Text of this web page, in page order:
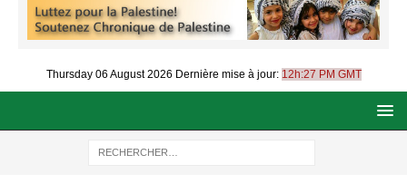
Thursday 06 August 2026 Dernière mise à jour: 12h:27 PM GMT